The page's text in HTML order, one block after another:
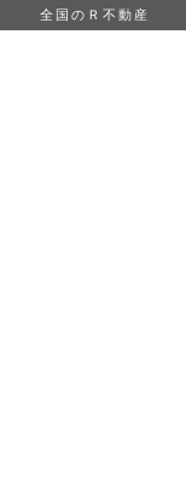
全国のＲ不動産